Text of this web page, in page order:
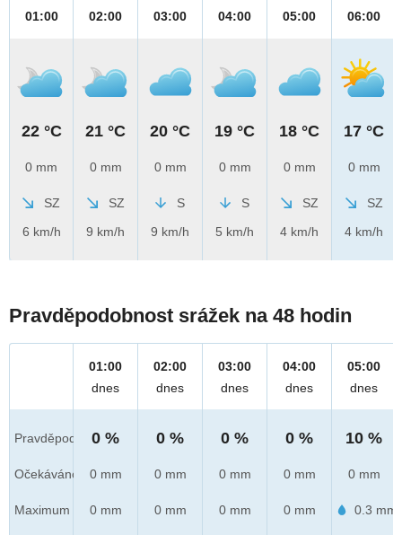
01:00
22 °C
0 mm
SZ
6 km/h
02:00
21 °C
0 mm
SZ
9 km/h
03:00
20 °C
0 mm
S
9 km/h
04:00
19 °C
0 mm
S
5 km/h
05:00
18 °C
0 mm
SZ
4 km/h
06:00
17 °C
0 mm
SZ
4 km/h
Pravděpodobnost srážek na 48 hodin
Pravděpod.
Očekáváno
Maximum
01:00
dnes
0 %
0 mm
0 mm
02:00
dnes
0 %
0 mm
0 mm
03:00
dnes
0 %
0 mm
0 mm
04:00
dnes
0 %
0 mm
0 mm
05:00
dnes
10 %
0 mm
0.3 mm